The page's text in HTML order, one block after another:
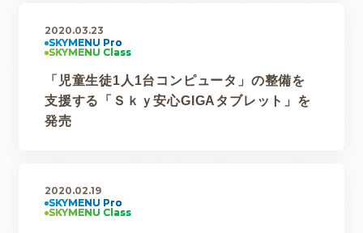
2020.03.23
「児童生徒1人1台コンピュータ」の整備を
支援する「Ｓｋｙ安心GIGAタブレット」を
発売
2020.02.19